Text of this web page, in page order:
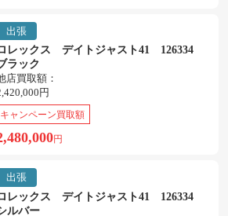
出張
レックス デイトジャスト41 126334
ラック
店買取額：
円
キャンペーン買取額
円
出張
レックス デイトジャスト41 126334
ルバー